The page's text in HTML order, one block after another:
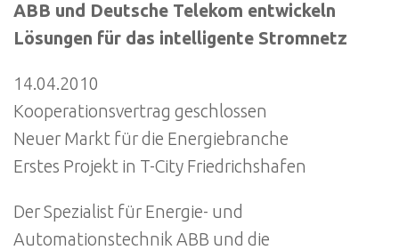
ABB und Deutsche Telekom entwickeln
Lösungen für das intelligente Stromnetz
14.04.2010
Kooperationsvertrag geschlossen
Neuer Markt für die Energiebranche
Erstes Projekt in T-City Friedrichshafen
Der Spezialist für Energie- und
Automationstechnik ABB und die